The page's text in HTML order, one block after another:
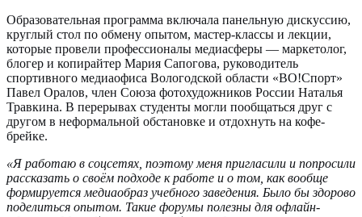
Образовательная программа включала панельную дискуссию,
круглый стол по обмену опытом, мастер-классы и лекции,
которые провели профессионалы медиасферы — маркетолог,
блогер и копирайтер Мария Сапогова, руководитель
спортивного медиаофиса Вологодской области «ВО!Спорт»
Павел Оралов, член Союза фотохудожников России Наталья
Травкина. В перерывах студенты могли пообщаться друг с
другом в неформальной обстановке и отдохнуть на кофе-
брейке.
«Я работаю в соцсетях, поэтому меня пригласили и попросили
рассказать о своём подходе к работе и о том, как вообще
формируется медиаобраз учебного заведения. Было бы здорово
поделиться опытом. Такие форумы полезны для офлайн-